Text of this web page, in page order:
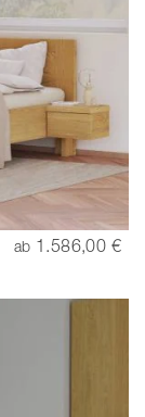
ab 1.586,00 €